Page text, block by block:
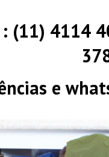
(11) 4114
e